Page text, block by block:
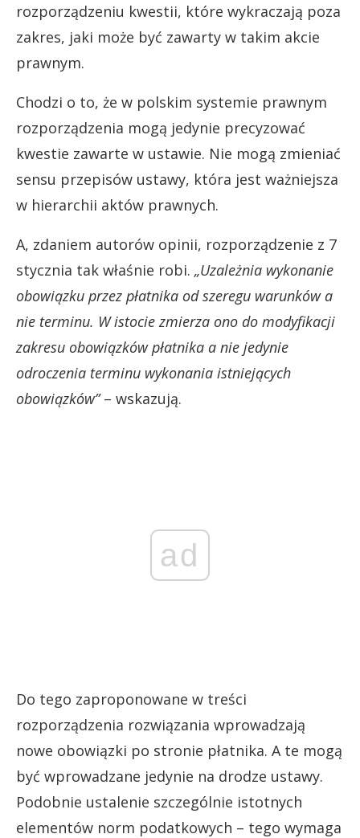
rozporządzeniu kwestii, które wykraczają poza
zakres, jaki może być zawarty w takim akcie
prawnym.
Chodzi o to, że w polskim systemie prawnym
rozporządzenia mogą jedynie precyzować
kwestie zawarte w ustawie. Nie mogą zmieniać
sensu przepisów ustawy, która jest ważniejsza
w hierarchii aktów prawnych.
A, zdaniem autorów opinii, rozporządzenie z 7
stycznia tak właśnie robi. „Uzależnia wykonanie
obowiązku przez płatnika od szeregu warunków a
nie terminu. W istocie zmierza ono do modyfikacji
zakresu obowiązków płatnika a nie jedynie
odroczenia terminu wykonania istniejących
obowiązków”– wskazują.
ad
Do tego zaproponowane w treści
rozporządzenia rozwiązania wprowadzają
nowe obowiązki po stronie płatnika. A te mogą
być wprowadzane jedynie na drodze ustawy.
Podobnie ustalenie szczególnie istotnych
elementów norm podatkowych – tego wymaga